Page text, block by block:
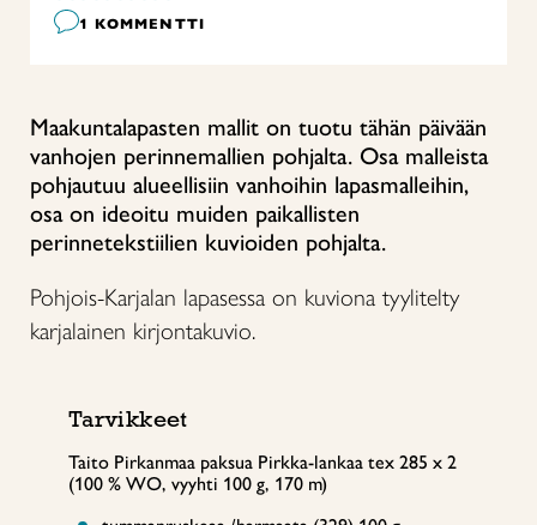
1 KOMMENTTI
Maakuntalapasten mallit on tuotu tähän päivään
vanhojen perinnemallien pohjalta. Osa malleista
pohjautuu alueellisiin vanhoihin lapasmalleihin,
osa on ideoitu muiden paikallisten
perinnetekstiilien kuvioiden pohjalta.
Pohjois-Karjalan lapasessa on kuviona tyylitelty
karjalainen kirjontakuvio.
Tarvikkeet
Taito Pirkanmaa paksua Pirkka-lankaa tex 285 x 2
(100 % WO, vyyhti 100 g, 170 m)